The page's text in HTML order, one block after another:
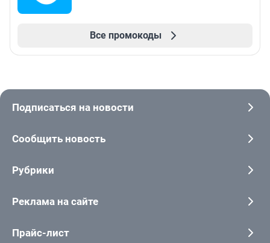
Все промокоды
Подписаться на новости
Сообщить новость
Рубрики
Реклама на сайте
Прайс-лист